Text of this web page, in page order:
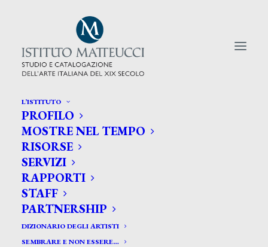
L’ISTITUTO
PROFILO
MOSTRE NEL TEMPO
RISORSE
SERVIZI
RAPPORTI
STAFF
PARTNERSHIP
DIZIONARIO DEGLI ARTISTI
SEMBRARE E NON ESSERE…
CERCA TRA GLI ARTISTI:
Search
for: